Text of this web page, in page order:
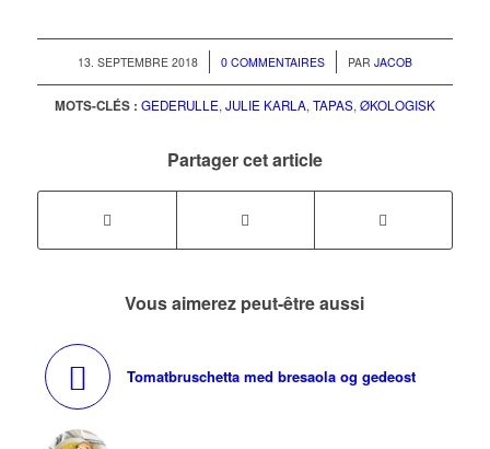
13. SEPTEMBRE 2018
/ 0 COMMENTAIRES
/ PAR JACOB
MOTS-CLÉS : GEDERULLE, JULIE KARLA, TAPAS, ØKOLOGISK
Partager cet article
Vous aimerez peut-être aussi
Tomatbruschetta med bresaola og gedeost